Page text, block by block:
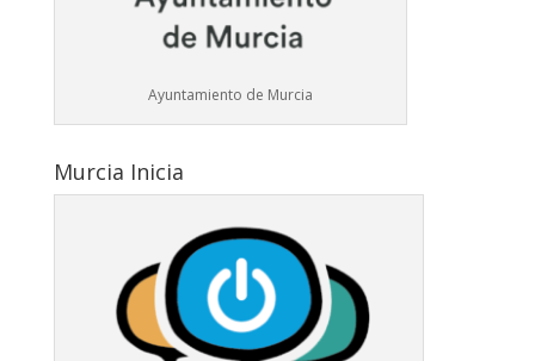
Ayuntamiento de Murcia
Murcia Inicia